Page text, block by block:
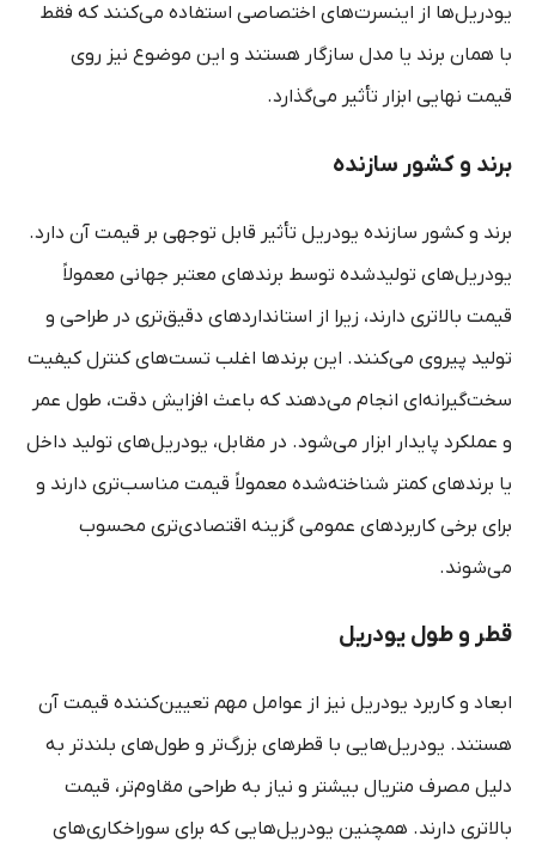
یودریل‌ها از اینسرت‌های اختصاصی استفاده می‌کنند که فقط
با همان برند یا مدل سازگار هستند و این موضوع نیز روی
قیمت نهایی ابزار تأثیر می‌گذارد.
برند و کشور سازنده
برند و کشور سازنده یودریل تأثیر قابل توجهی بر قیمت آن دارد.
یودریل‌های تولیدشده توسط برندهای معتبر جهانی معمولاً
قیمت بالاتری دارند، زیرا از استانداردهای دقیق‌تری در طراحی و
تولید پیروی می‌کنند. این برندها اغلب تست‌های کنترل کیفیت
سخت‌گیرانه‌ای انجام می‌دهند که باعث افزایش دقت، طول عمر
و عملکرد پایدار ابزار می‌شود. در مقابل، یودریل‌های تولید داخل
یا برندهای کمتر شناخته‌شده معمولاً قیمت مناسب‌تری دارند و
برای برخی کاربردهای عمومی گزینه اقتصادی‌تری محسوب
می‌شوند.
قطر و طول یودریل
ابعاد و کاربرد یودریل نیز از عوامل مهم تعیین‌کننده قیمت آن
هستند. یودریل‌هایی با قطرهای بزرگ‌تر و طول‌های بلندتر به
دلیل مصرف متریال بیشتر و نیاز به طراحی مقاوم‌تر، قیمت
بالاتری دارند. همچنین یودریل‌هایی که برای سوراخکاری‌های